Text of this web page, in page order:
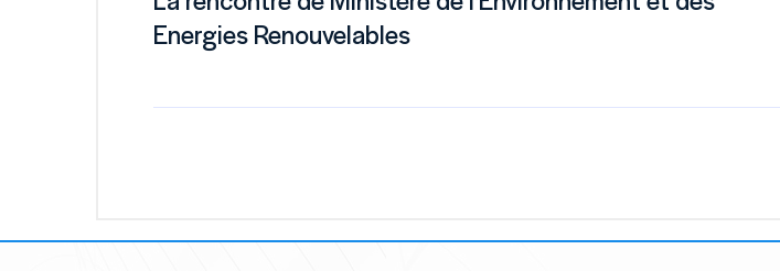
Energies Renouvelables